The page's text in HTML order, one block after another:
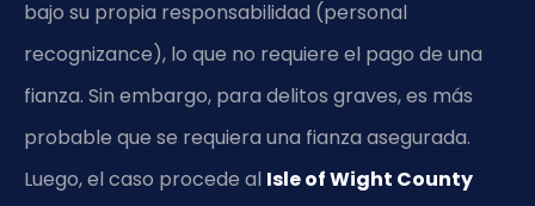
bajo su propia responsabilidad (personal
recognizance), lo que no requiere el pago de una
fianza. Sin embargo, para delitos graves, es más
probable que se requiera una fianza asegurada.
Luego, el caso procede al Isle of Wight County